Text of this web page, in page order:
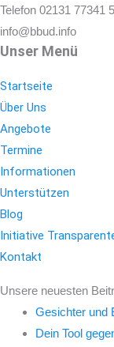
Telefon 02131 77341
info@bbud.info
Unser Menü
Startseite
Über Uns
Angebote
Termine
Informationen
Unterstützen
Blog
Initiative
Kontakt
Unsere neuesten
Gesichter und
Dein Tool